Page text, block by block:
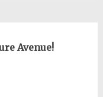
Avenue!